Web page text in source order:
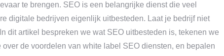
te brengen. SEO is een belangrijke dienst die veel
digitale bedrijven eigenlijk uitbesteden. Laat je bedrijf niet
dit artikel bespreken we wat SEO uitbesteden is, tekenen we
de voordelen van white label SEO diensten, en bepalen